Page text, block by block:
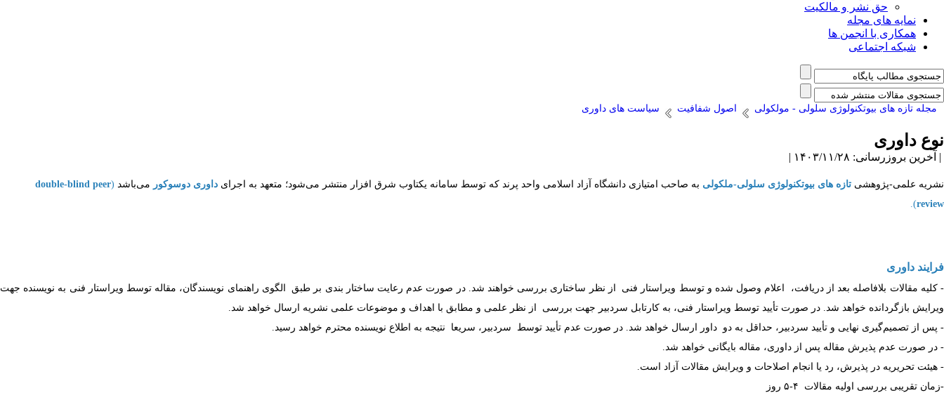
حق نشر و مالکیت
نمایه های مجله
همکاری با انجمن ها
شبکه اجتماعی
مجله تازه های بیوتکنولوژی سلولی - مولکولی اصول شفافیت سیاست های داوری
نوع داوری
| آخرین بروزرسانی: ۱۴۰۳/۱۱/۲۸ |
نشریه علمی-پژوهشی تازه های بیوتکنولوژی سلولی-ملکولی به صاحب امتیازی دانشگاه آزاد اسلامی واحد پرند که توسط سامانه یکتاوب شرق افزار منتشر می‌شود؛ متعهد به اجرای داوری دوسوکور می‌باشد )
double-blind peer
review
).
فرایند داوری
- کلیه مقالات بلافاصله بعد از دریافت، اعلام وصول شده و توسط ویراستار فنی از نظر ساختاری بررسی خواهند شد. در صورت عدم رعایت ساختار بندی بر طبق الگوی راهنمای نویسندگان، مقاله توسط ویراستار فنی به نویسنده جهت
ویرایش بازگردانده خواهد شد. در صورت تأیید توسط ویراستار فنی، به کارتابل سردبیر جهت بررسی از نظر علمی و مطابق با اهداف و موضوعات علمی نشریه ارسال خواهد شد.
- پس از تصمیم‌گیری نهایی و تأیید سردبیر، حداقل به دو داور ارسال خواهد شد. در صورت عدم تأیید توسط سردبیر، سریعا
نتیجه به اطلاع نویسنده محترم خواهد رسید.
- در صورت عدم پذیرش مقاله پس از داوری، مقاله بایگانی خواهد شد.
- هیئت تحریریه در پذیرش، رد یا انجام اصلاحات و ویرایش مقالات آزاد است.
-زمان تقریبی بررسی اولیه مقالات ۴-۵ روز